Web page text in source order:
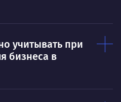
учитывать при
бизнеса в